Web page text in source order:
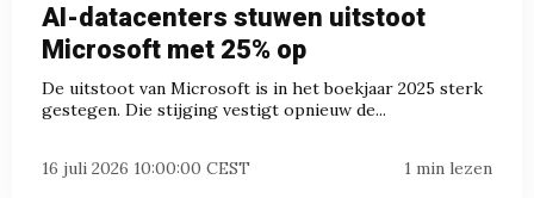
AI-datacenters stuwen uitstoot
Microsoft met 25% op
De uitstoot van Microsoft is in het boekjaar 2025 sterk
gestegen. Die stijging vestigt opnieuw de...
16 juli 2026 10:00:00 CEST 1 min lezen